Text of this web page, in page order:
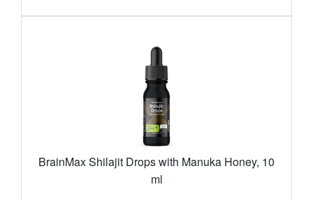
BrainMax Shilajit Drops with Manuka Honey, 10
ml